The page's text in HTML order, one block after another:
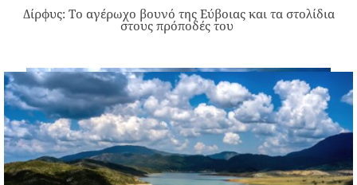
Δίρφυς: Το αγέρωχο βουνό της Εύβοιας και τα στολίδια
στους πρόποδές του